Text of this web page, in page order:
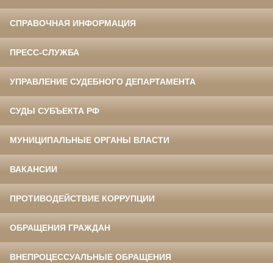
СПРАВОЧНАЯ ИНФОРМАЦИЯ
ПРЕСС-СЛУЖБА
УПРАВЛЕНИЕ СУДЕБНОГО ДЕПАРТАМЕНТА
СУДЫ СУБЪЕКТА РФ
МУНИЦИПАЛЬНЫЕ ОРГАНЫ ВЛАСТИ
ВАКАНСИИ
ПРОТИВОДЕЙСТВИЕ КОРРУПЦИИ
ОБРАЩЕНИЯ ГРАЖДАН
ВНЕПРОЦЕССУАЛЬНЫЕ ОБРАЩЕНИЯ